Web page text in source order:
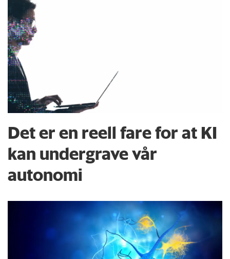
Det er en reell fare for at KI
kan undergrave vår
autonomi